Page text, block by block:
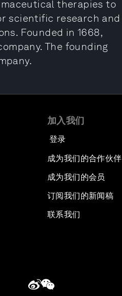
therapies to
scientific research and
Founded in 1668,
The founding
加入我们
登录
成为我们的合作伙伴
成为我们的会员
订阅我们的新闻稿
联系我们